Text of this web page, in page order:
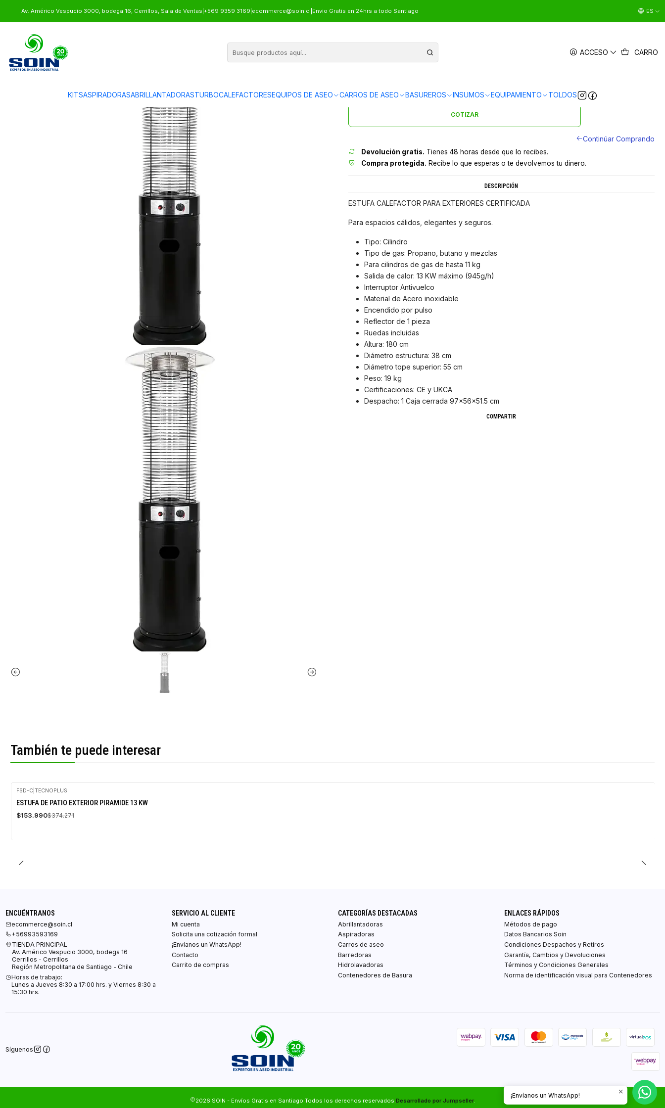
ACCESO CARRO
KITSASPIRADORASABRILLANTADORASTURBOCALEFACTORESEQUIPOS DE ASEO CARROS DE ASEO BASUREROS INSUMOS EQUIPAMIENTO TOLDOS
Av. Américo Vespucio 3000, bodega 16, Cerrillos, Sala de Ventas +569 9359 3169 ecommerce@soin.cl Envio Gratis en 24hrs a todo Santiago ES
Inicio CLIMATIZACION ESTUFAS DE PATIO ESTUFA DE PATIO EXTERIOR CILINDRO 13 KW
ESTUFA DE PATIO EXTERIOR CILINDRO 13 KW
Envíos gratis en 24 hrs en Santiagoy a provincias por pagar
COTIZAR
Continúar Comprando
Devolución gratis. Tienes 48 horas desde que lo recibes.
Compra protegida. Recibe lo que esperas o te devolvemos tu dinero.
DESCRIPCIÓN
ESTUFA CALEFACTOR PARA EXTERIORES CERTIFICADA
Para espacios cálidos, elegantes y seguros.
Tipo: Cilindro
Tipo de gas: Propano, butano y mezclas
Para cilindros de gas de hasta 11 kg
Salida de calor: 13 KW máximo (945g/h)
Interruptor Antivuelco
Material de Acero inoxidable
Encendido por pulso
Reflector de 1 pieza
Ruedas incluidas
Altura: 180 cm
Diámetro estructura: 38 cm
Diámetro tope superior: 55 cm
Peso: 19 kg
Certificaciones: CE y UKCA
Despacho: 1 Caja cerrada 97x56x51.5 cm
COMPARTIR
También te puede interesar
-59%
OFF
Agotado
FSD-C| TECNOPLUS
ESTUFA DE PATIO EXTERIOR PIRAMIDE 13 KW
$153.990$374.271
ENCUÉNTRANOS
ecommerce@soin.cl
+56993593169
TIENDA PRINCIPAL
Av. Américo Vespucio 3000, bodega 16
Cerrillos - Cerrillos
Región Metropolitana de Santiago - Chile
Horas de trabajo:
Lunes a Jueves 8:30 a 17:00 hrs. y Viernes 8:30 a
15:30 hrs.
SERVICIO AL CLIENTE
Mi cuenta
Solicita una cotización formal
¡Envíanos un WhatsApp!
Contacto
Carrito de compras
CATEGORÍAS DESTACADAS
Abrillantadoras
Aspiradoras
Carros de aseo
Barredoras
Hidrolavadoras
Contenedores de Basura
ENLACES RÁPIDOS
Métodos de pago
Datos Bancarios Soin
Condiciones Despachos y Retiros
Garantía, Cambios y Devoluciones
Términos y Condiciones Generales
Norma de identificación visual para Contenedores
Síguenos
2026 SOIN - Envíos Gratis en Santiago.Todos los derechos reservados. Desarrollado por Jumpseller.
¡Envíanos un WhatsApp!